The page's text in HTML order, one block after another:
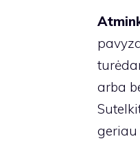
arba
geriau